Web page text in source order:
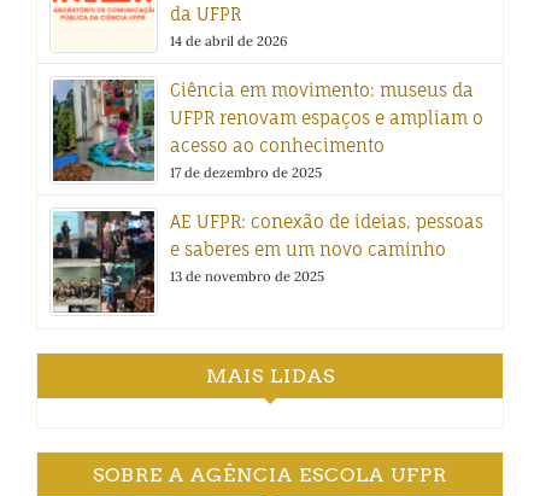
da UFPR
14 de abril de 2026
Ciência em movimento: museus da
UFPR renovam espaços e ampliam o
acesso ao conhecimento
17 de dezembro de 2025
AE UFPR: conexão de ideias, pessoas
e saberes em um novo caminho
13 de novembro de 2025
MAIS LIDAS
SOBRE A AGÊNCIA ESCOLA UFPR